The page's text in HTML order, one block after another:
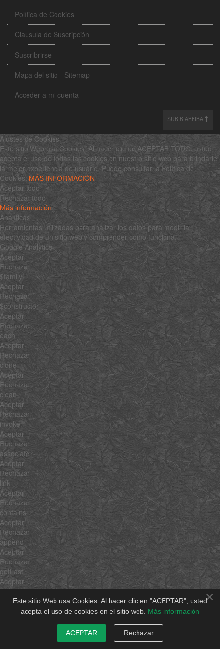
Política de Cookies
Clausula de Suscripción
Suscribrirse
Mapa del sitio - Sitemap
Acceder a mi cuenta
SUBIR ARRIBA
×
Este sitio Web usa Cookies. Al hacer clic en "ACEPTAR", usted
acepta el uso de cookies en el sitio web. Más información
ACEPTAR Rechazar
Ajustes de Cookies
Este sitio Web usa Cookies. Al hacer clic en ACEPTAR TODO, usted
acepta el uso de todas las cookies en nuestro sitio web para brindarle
la mejor experiencia de usuario. Puede consultar la Política de
Cookies: MÁS INFORMACIÓN
Aceptar todo
Rechazar todo
Más información
Analíticas
Herramientas utilizadas para analizar los datos para medir la
efectividad de un sitio web y comprender cómo funciona.
Google Analytics
Aceptar
Rechazar
$family
Aceptar
Rechazar
$constructor
Aceptar
Rechazar
each
Aceptar
Rechazar
clone
Aceptar
Rechazar
clean
Aceptar
Rechazar
invoke
Aceptar
Rechazar
associate
Aceptar
Rechazar
link
Aceptar
Rechazar
contains
Aceptar
Rechazar
append
Aceptar
Rechazar
getLast
Aceptar
Rechazar
getRandom
Aceptar